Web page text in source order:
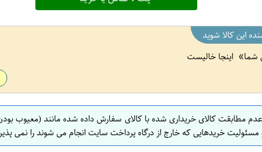
این کالا شوید
شما اینجا خالیست
مطابقت کالای خریداری شده با کالای سفارش داده شده مانند (معیوب
خریدهایی که خارج از درگاه پرداخت سایت انجام می شوند را نمی